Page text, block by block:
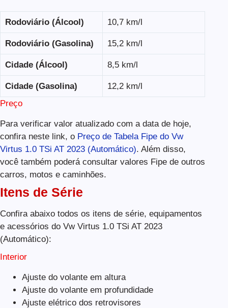
Rodoviário (Álcool) 10,7 km/l
Rodoviário (Gasolina) 15,2 km/l
Cidade (Álcool) 8,5 km/l
Cidade (Gasolina)
12,2 km/l
Preço
Para verificar valor atualizado com a data de hoje,
confira neste link, o Preço de Tabela Fipe do Vw
Virtus 1.0 TSi AT 2023 (Automático). Além disso,
você também poderá consultar valores Fipe de outros
carros, motos e caminhões.
Itens de Série
Confira abaixo todos os itens de série, equipamentos
e acessórios do Vw Virtus 1.0 TSi AT 2023
(Automático):
Interior
Ajuste do volante em altura
Ajuste do volante em profundidade
Ajuste elétrico dos retrovisores